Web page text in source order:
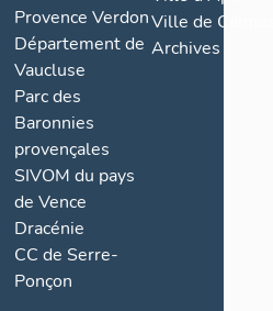
Provence Verdon
Département de
Vaucluse
Parc des
Baronnies
provençales
SIVOM du pays
de Vence
Dracénie
CC de Serre-
Ponçon
Ville de
Archives